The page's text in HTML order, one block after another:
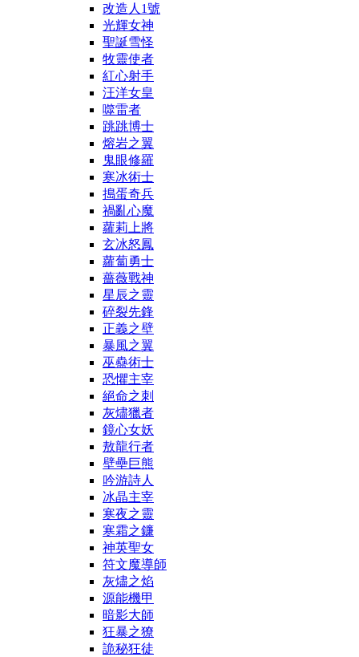
改造人1號
光輝女神
聖誕雪怪
牧靈使者
紅心射手
汪洋女皇
噬雷者
跳跳博士
熔岩之翼
鬼眼修羅
寒冰術士
搗蛋奇兵
禍亂心魔
蘿莉上將
玄冰怒鳳
蘿蔔勇士
薔薇戰神
星辰之靈
碎裂先鋒
正義之壁
暴風之翼
巫蠱術士
恐懼主宰
絕命之刺
灰燼獵者
鏡心女妖
敖龍行者
壁壘巨熊
吟游詩人
冰晶主宰
寒夜之靈
寒霜之鐮
神英聖女
符文魔導師
灰燼之焰
源能機甲
暗影大師
狂暴之獠
詭秘狂徒